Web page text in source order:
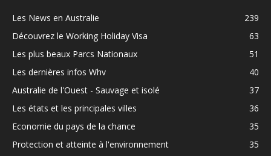
Les News en Australie
239
Découvrez le Working Holiday Visa
63
Les plus beaux Parcs Nationaux
51
Les dernières infos Whv
40
Australie de l'Ouest - Sauvage et isolé
37
Les états et les principales villes
36
Economie du pays de la chance
35
Protection et atteinte à l'environnement
35